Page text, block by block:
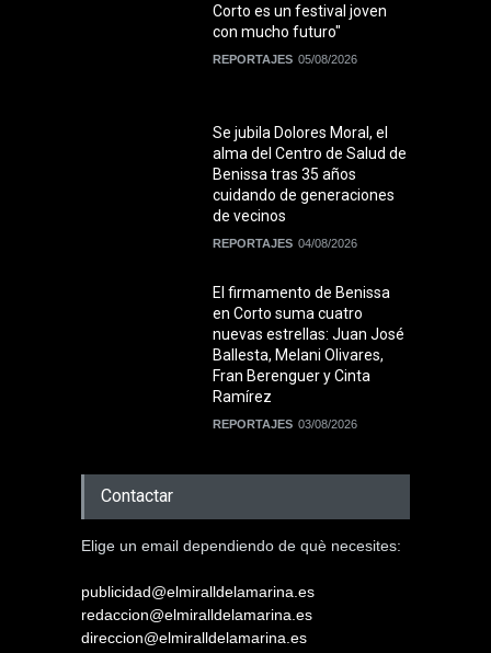
Corto es un festival joven
con mucho futuro"
REPORTAJES 05/08/2026
Se jubila Dolores Moral, el
alma del Centro de Salud de
Benissa tras 35 años
cuidando de generaciones
de vecinos
REPORTAJES 04/08/2026
El firmamento de Benissa
en Corto suma cuatro
nuevas estrellas: Juan José
Ballesta, Melani Olivares,
Fran Berenguer y Cinta
Ramírez
REPORTAJES 03/08/2026
Contactar
Elige un email dependiendo de què necesites:
publicidad@elmiralldelamarina.es
redaccion@elmiralldelamarina.es
direccion@elmiralldelamarina.es